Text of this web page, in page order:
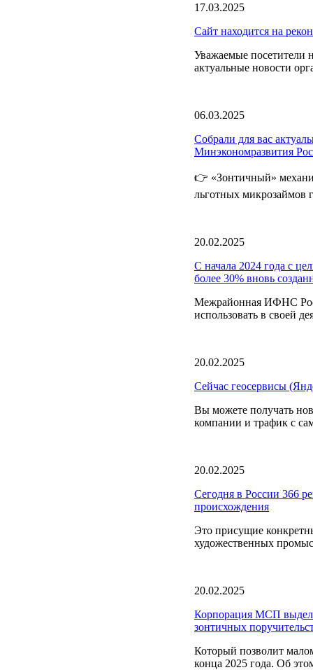
17.03.2025
Сайт находится на
Уважаемые посетители
актуальные новости
06.03.2025
Собрали для вас
Минэкономразвития
👉 «Зонтичный»
льготных микрозаймов
20.02.2025
С начала 2024 года с
более 30% вновь
Межрайонная ИФНС
использовать в своей
20.02.2025
Сейчас геосервисы
Вы можете получать
компании и трафик с
20.02.2025
Сегодня в России 366
происхождения
Это присущие
художественных
20.02.2025
Корпорация МСП
зонтичных
Который позволит
конца 2025 года. Об